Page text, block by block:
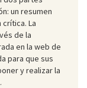
un resumen
La
de la
en la web de
para que sus
y realizar la